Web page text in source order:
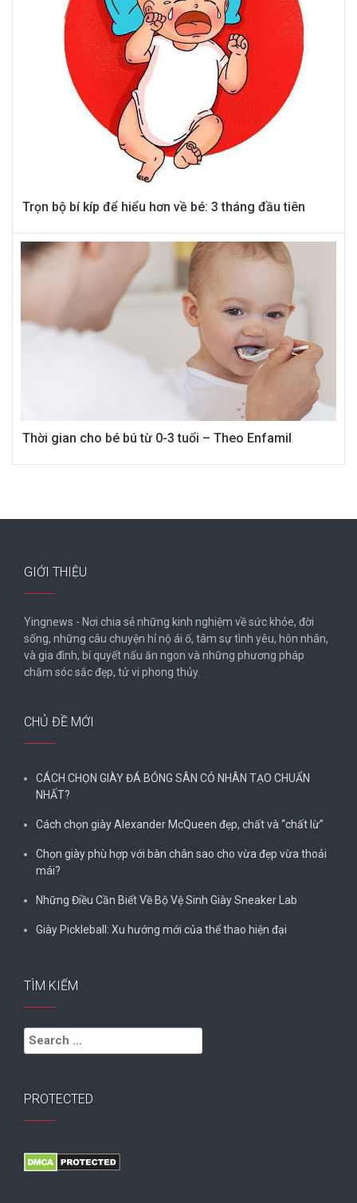
Trọn bộ bí kíp để hiểu hơn về bé: 3 tháng đầu tiên
Thời gian cho bé bú từ 0-3 tuổi – Theo Enfamil
GIỚI THIỆU
Yingnews - Nơi chia sẻ những kinh nghiệm về sức khỏe, đời
sống, những câu chuyện hỉ nộ ái ố, tâm sự tình yêu, hôn nhân,
và gia đình, bí quyết nấu ăn ngon và những phương pháp
chăm sóc sắc đẹp, tử vi phong thủy.
CHỦ ĐỀ MỚI
CÁCH CHỌN GIÀY ĐÁ BÓNG SÂN CỎ NHÂN TẠO CHUẨN
NHẤT?
Cách chọn giày Alexander McQueen đẹp, chất và “chất lừ”
Chọn giày phù hợp với bàn chân sao cho vừa đẹp vừa thoải
mái?
Những Điều Cần Biết Về Bộ Vệ Sinh Giày Sneaker Lab
Giày Pickleball: Xu hướng mới của thể thao hiện đại
TÌM KIẾM
Search
for:
PROTECTED